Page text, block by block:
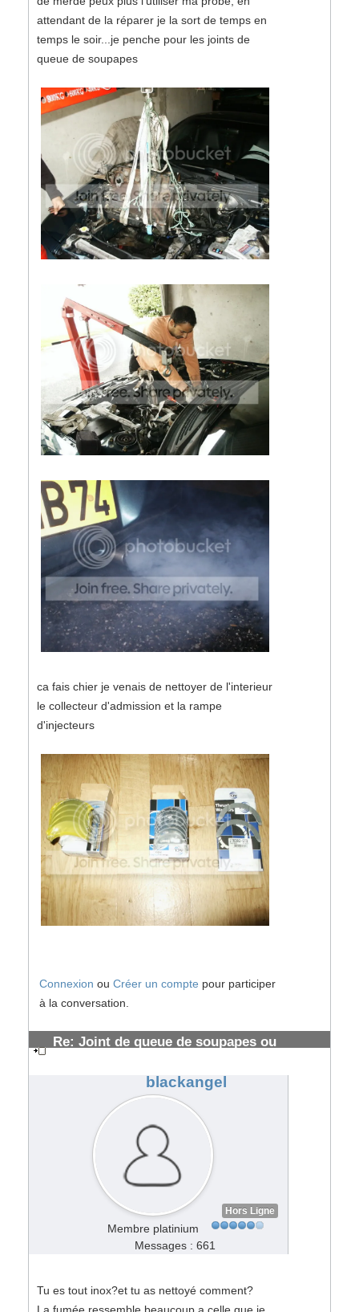
attendant de la réparer je la sort de temps en
temps le soir...je penche pour les joints de
queue de soupapes
ca fais chier je venais de nettoyer de l'interieur
le collecteur d'admission et la rampe
d'injecteurs
Connexion ou Créer un compte pour participer
à la conversation.
Re: Joint de queue de soupapes ou
blackangel
Hors Ligne
Membre platinium
Messages : 661
Tu es tout inox?et tu as nettoyé comment?